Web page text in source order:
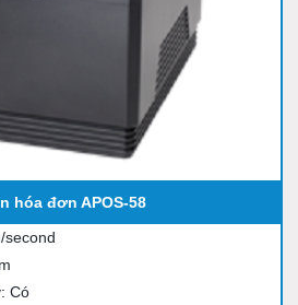
hóa đơn APOS-58
second
Có